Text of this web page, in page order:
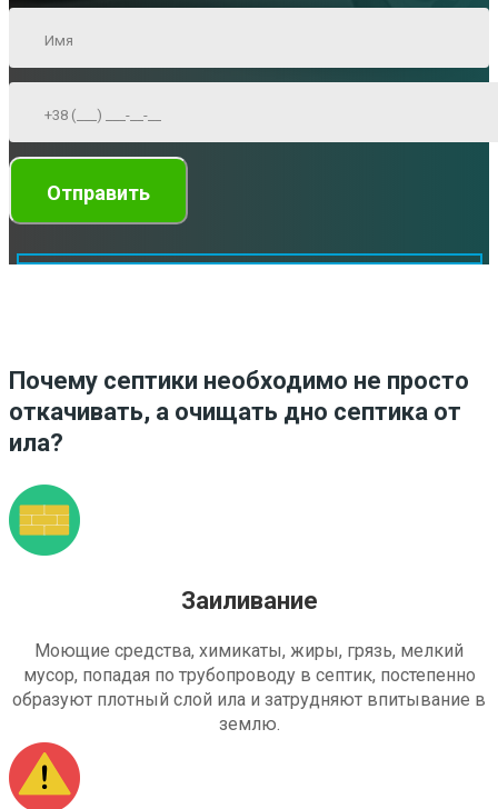
Почему септики необходимо не просто
откачивать, а очищать дно септика от
ила?
Заиливание
Моющие средства, химикаты, жиры, грязь, мелкий
мусор, попадая по трубопроводу в септик, постепенно
образуют плотный слой ила и затрудняют впитывание в
землю.